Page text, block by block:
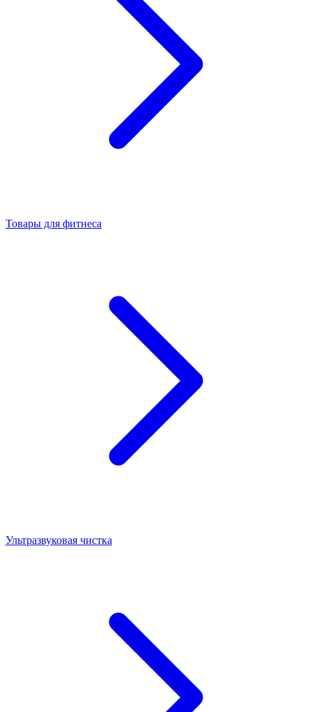
Товары для фитнеса
Ультразвуковая чистка